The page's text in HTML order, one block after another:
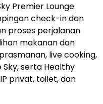
Premier Lounge
check-in dan
proses perjalanan
makanan dan
live cooking,
serta Healthy
privat, toilet, dan